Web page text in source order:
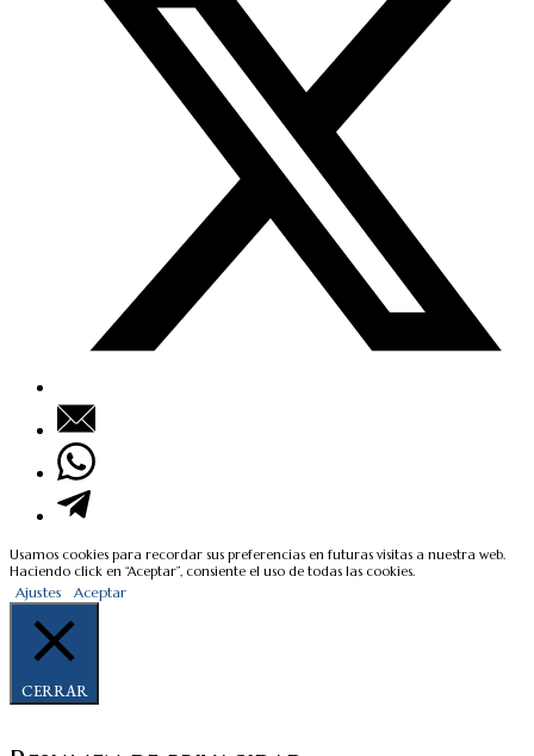
Usamos cookies para recordar sus preferencias en futuras visitas a nuestra web.
Haciendo click en “Aceptar”, consiente el uso de todas las cookies.
Ajustes Aceptar
CERRAR